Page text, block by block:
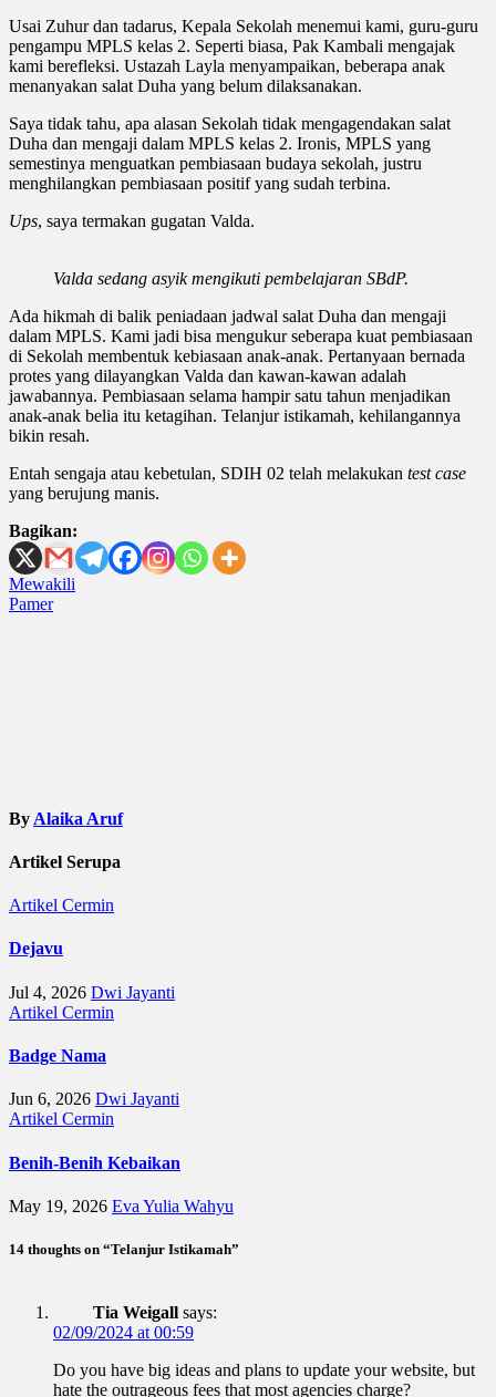
Usai Zuhur dan tadarus, Kepala Sekolah menemui kami, guru-guru
pengampu MPLS kelas 2. Seperti biasa, Pak Kambali mengajak
kami berefleksi. Ustazah Layla menyampaikan, beberapa anak
menanyakan salat Duha yang belum dilaksanakan.
Saya tidak tahu, apa alasan Sekolah tidak mengagendakan salat
Duha dan mengaji dalam MPLS kelas 2. Ironis, MPLS yang
semestinya menguatkan pembiasaan budaya sekolah, justru
menghilangkan pembiasaan positif yang sudah terbina.
Ups, saya termakan gugatan Valda.
Valda sedang asyik mengikuti pembelajaran SBdP.
Ada hikmah di balik peniadaan jadwal salat Duha dan mengaji
dalam MPLS. Kami jadi bisa mengukur seberapa kuat pembiasaan
di Sekolah membentuk kebiasaan anak-anak. Pertanyaan bernada
protes yang dilayangkan Valda dan kawan-kawan adalah
jawabannya. Pembiasaan selama hampir satu tahun menjadikan
anak-anak belia itu ketagihan. Telanjur istikamah, kehilangannya
bikin resah.
Entah sengaja atau kebetulan, SDIH 02 telah melakukan test case
yang berujung manis.
Bagikan:
Post
navigation
Mewakili
Pamer
By Alaika Aruf
Artikel Serupa
Artikel Cermin
Dejavu
Jul 4, 2026 Dwi Jayanti
Artikel Cermin
Badge Nama
Jun 6, 2026 Dwi Jayanti
Artikel Cermin
Benih-Benih Kebaikan
May 19, 2026 Eva Yulia Wahyu
14 thoughts on “Telanjur Istikamah”
Tia Weigall says:
02/09/2024 at 00:59
Do you have big ideas and plans to update your website, but
hate the outrageous fees that most agencies charge?